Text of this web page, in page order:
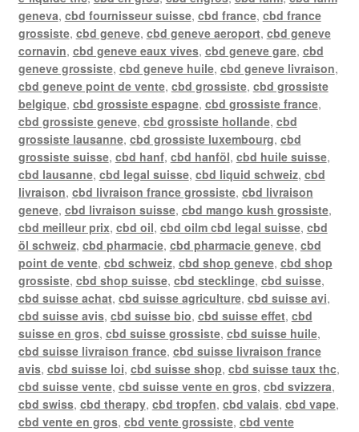
geneva, cbd fournisseur suisse, cbd france, cbd france
grossiste, cbd geneve, cbd geneve aeroport, cbd geneve
cornavin, cbd geneve eaux vives, cbd geneve gare, cbd
geneve grossiste, cbd geneve huile, cbd geneve livraison,
cbd geneve point de vente, cbd grossiste, cbd grossiste
belgique, cbd grossiste espagne, cbd grossiste france,
cbd grossiste geneve, cbd grossiste hollande, cbd
grossiste lausanne, cbd grossiste luxembourg, cbd
grossiste suisse, cbd hanf, cbd hanföl, cbd huile suisse,
cbd lausanne, cbd legal suisse, cbd liquid schweiz, cbd
livraison, cbd livraison france grossiste, cbd livraison
geneve, cbd livraison suisse, cbd mango kush grossiste,
cbd meilleur prix, cbd oil, cbd oilm cbd legal suisse, cbd
öl schweiz, cbd pharmacie, cbd pharmacie geneve, cbd
point de vente, cbd schweiz, cbd shop geneve, cbd shop
grossiste, cbd shop suisse, cbd stecklinge, cbd suisse,
cbd suisse achat, cbd suisse agriculture, cbd suisse avi,
cbd suisse avis, cbd suisse bio, cbd suisse effet, cbd
suisse en gros, cbd suisse grossiste, cbd suisse huile,
cbd suisse livraison france, cbd suisse livraison france
avis, cbd suisse loi, cbd suisse shop, cbd suisse taux thc,
cbd suisse vente, cbd suisse vente en gros, cbd svizzera,
cbd swiss, cbd therapy, cbd tropfen, cbd valais, cbd vape,
cbd vente en gros, cbd vente grossiste, cbd vente